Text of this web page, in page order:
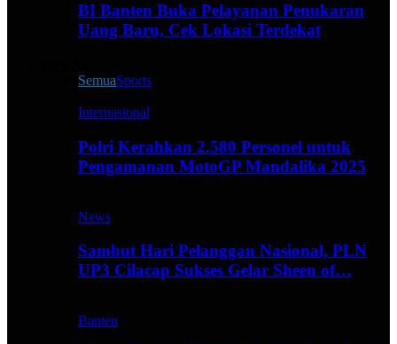
BI Banten Buka Pelayanan Penukaran
Uang Baru, Cek Lokasi Terdekat
SemuaSports
Internasional
Polri Kerahkan 2.580 Personel untuk
Pengamanan MotoGP Mandalika 2025
News
Sambut Hari Pelanggan Nasional, PLN
UP3 Cilacap Sukses Gelar Sheen of…
Banten